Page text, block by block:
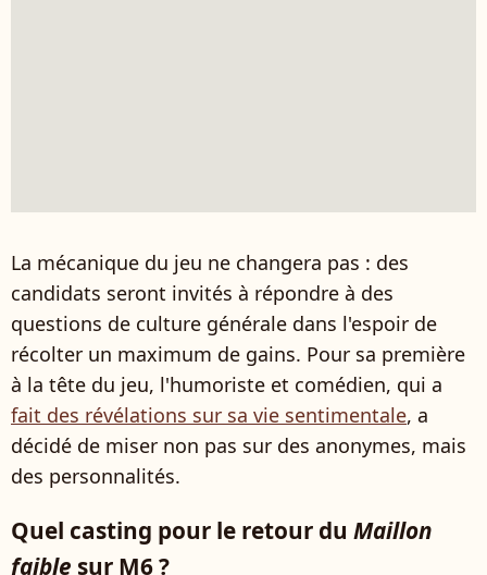
La mécanique du jeu ne changera pas : des
candidats seront invités à répondre à des
questions de culture générale dans l'espoir de
récolter un maximum de gains. Pour sa première
à la tête du jeu, l'humoriste et comédien, qui a
fait des révélations sur sa vie sentimentale, a
décidé de miser non pas sur des anonymes, mais
des personnalités.
Quel casting pour le retour du Maillon
faible sur M6 ?